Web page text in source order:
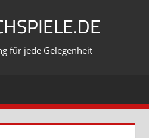
für jede Gelegenheit